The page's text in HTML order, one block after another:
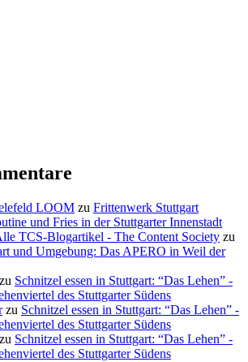
LOOM zu Frittenwerk Stuttgart
und Fries in der Stuttgarter Innenstadt
TCS-Blogartikel - The Content Society zu
und Umgebung: Das APERO in Weil der
Schnitzel essen in Stuttgart: “Das Lehen” -
des Stuttgarter Südens
zu Schnitzel essen in Stuttgart: “Das Lehen” -
des Stuttgarter Südens
Schnitzel essen in Stuttgart: “Das Lehen” -
des Stuttgarter Südens